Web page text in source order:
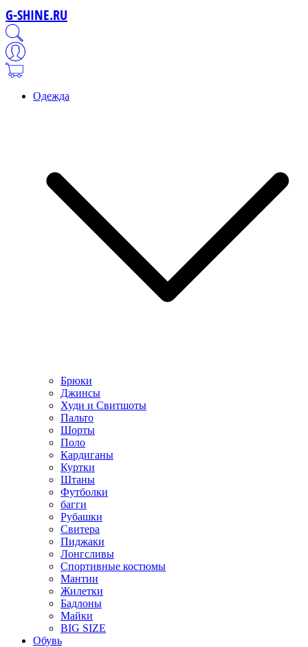
G-SHINE.RU
Одежда
Брюки
Джинсы
Худи и Свитшоты
Пальто
Шорты
Поло
Кардиганы
Куртки
Штаны
Футболки
багги
Рубашки
Свитера
Пиджаки
Лонгсливы
Спортивные костюмы
Мантии
Жилетки
Бадлоны
Майки
BIG SIZE
Обувь